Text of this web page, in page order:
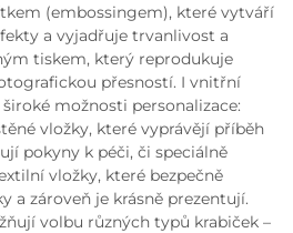
(embossingem), které vytváří
a vyjadřuje trvanlivost a
tiskem, který reprodukuje
přesností. I vnitřní
možnosti personalizace:
vložky, které vyprávějí příběh
pokyny k péči, či speciálně
vložky, které bezpečně
a zároveň je krásně prezentují.
volbu různých typů krabiček –